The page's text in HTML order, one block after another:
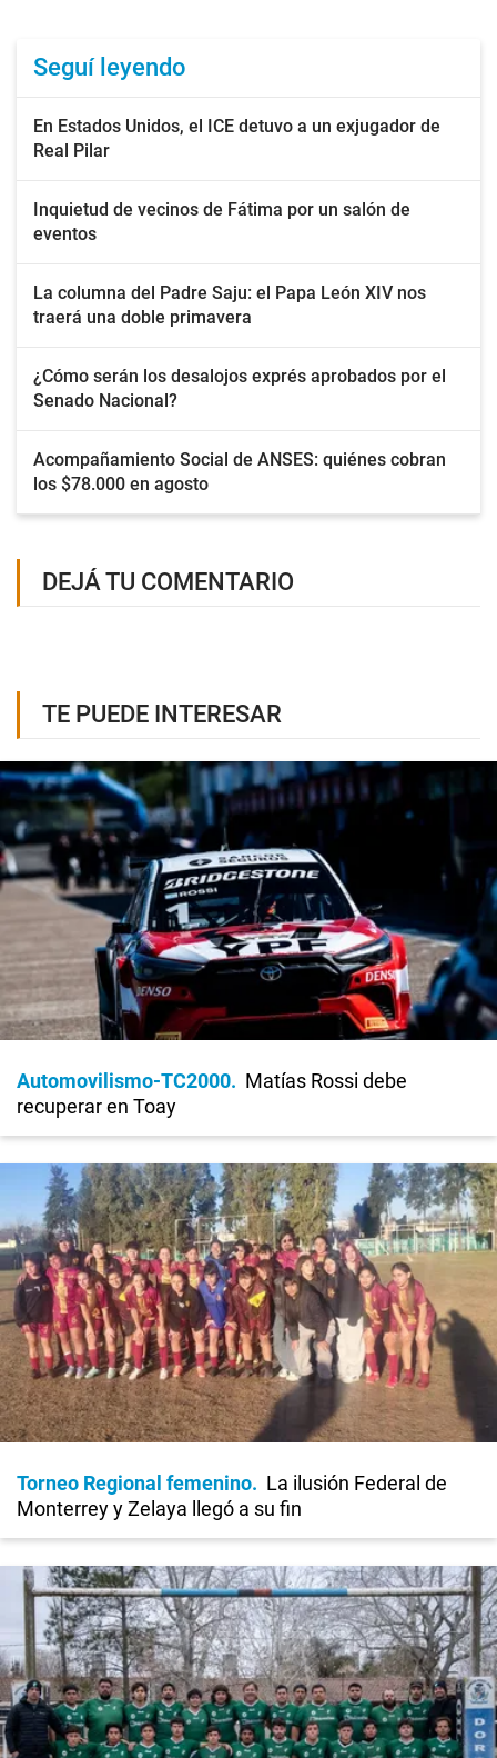
Seguí leyendo
En Estados Unidos, el ICE detuvo a un exjugador de
Real Pilar
Inquietud de vecinos de Fátima por un salón de
eventos
La columna del Padre Saju: el Papa León XIV nos
traerá una doble primavera
¿Cómo serán los desalojos exprés aprobados por el
Senado Nacional?
Acompañamiento Social de ANSES: quiénes cobran
los $78.000 en agosto
DEJÁ TU COMENTARIO
TE PUEDE INTERESAR
Automovilismo-TC2000
Matías Rossi debe
recuperar en Toay
Torneo Regional femenino
La ilusión Federal de
Monterrey y Zelaya llegó a su fin